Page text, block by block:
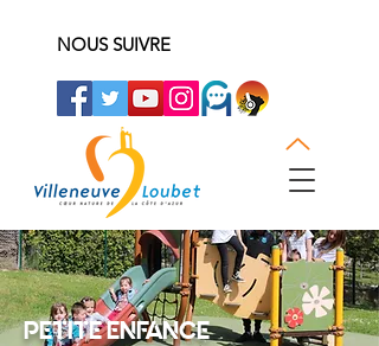
NOUS SUIVRE
PETITE ENFANCE